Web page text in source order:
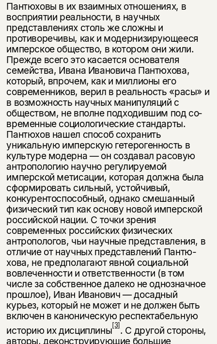
Пантюховы в их взаимных отношениях, в
восприятии реальности, в на­учных
представлениях столь же сложны и
противоречивы, как и модернизи­рующееся
имперское общество, в котором они жили.
Прежде всего это каса­ется основателя
семейства, Ивана Ивановича Пантюхова,
который, впрочем, как и миллионы его
современников, верил в реальность «расы» и
в возмож­ность научных манипуляций с
обществом, не вполне подходившим под со­
временные социологические стандарты.
Пантюхов нашел способ сохранить
уникальную имперскую гетерогенность в
культуре модерна — он создавал расовую
антропологию научно регулируемой
имперской метисации, которая должна была
сформировать сильный, устойчивый,
конкурентоспособный, однако смешанный
физический тип как основу новой имперской
российской нации. С точки зрения
современных российских физических
антропологов, чьи научные представления, в
отличие от научных представлений Пантю-
хова, не предполагают явной социальной
вовлеченности и ответственности (в том
числе за собственное далеко не однозначное
прошлое), Иван Ивано­вич — досадный
курьез, который не может и не должен быть
включен в ка­ноническую респектабельную
историю их дисциплины[3]. С другой стороны,
авторы, деконструирующие большие